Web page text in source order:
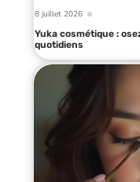
8 juillet 2026
Yuka cosmétique :
quotidiens